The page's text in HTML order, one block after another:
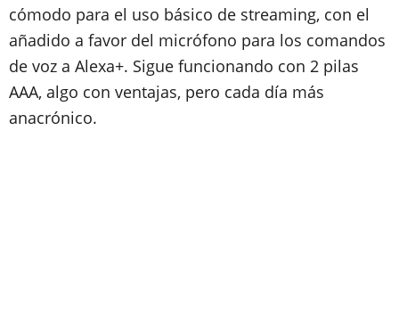
cómodo para el uso básico de streaming, con el
añadido a favor del micrófono para los comandos
de voz a Alexa+. Sigue funcionando con 2 pilas
AAA, algo con ventajas, pero cada día más
anacrónico.